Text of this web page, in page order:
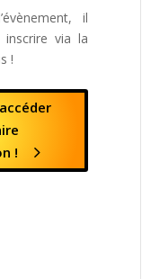
il
via la
!
!